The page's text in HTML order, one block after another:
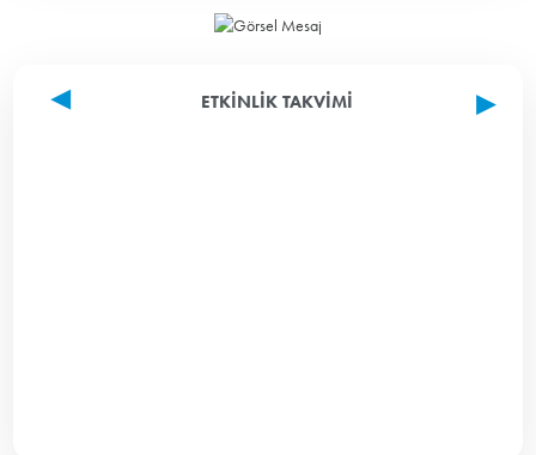
ETKINLIK TAKVIMI